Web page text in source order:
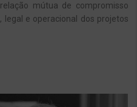
mútua de compromisso
e operacional dos projetos